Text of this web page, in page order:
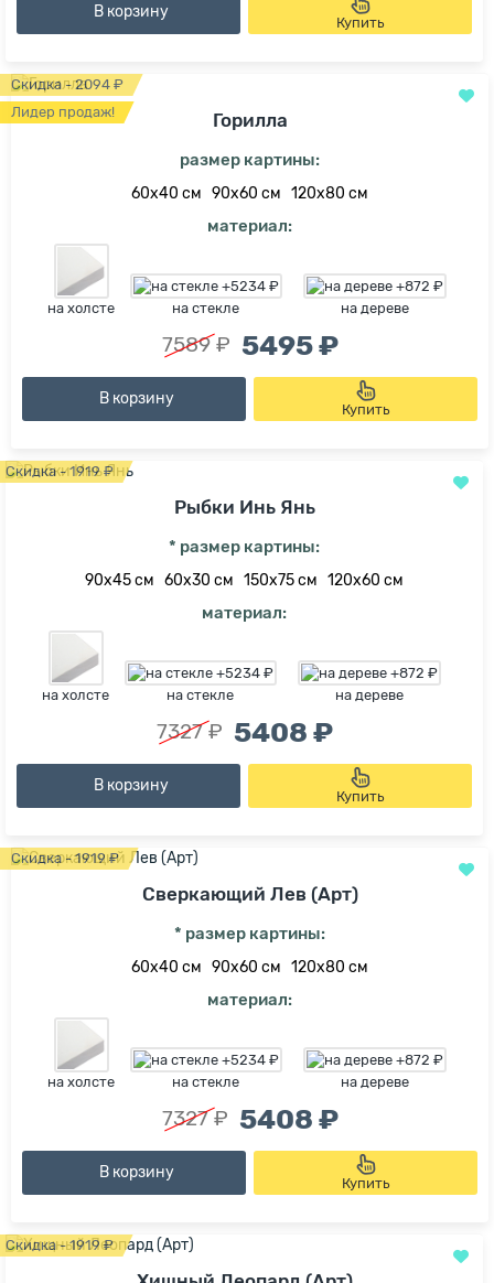
В корзину
Купить
Скидка - 2094 ₽
Лидер продаж!
Горилла
размер картины:
60х40 см 90х60 см 120х80 см
материал:
на холсте на стекле на дереве
7589 ₽ 5495 ₽
В корзину
Купить
Скидка - 1919 ₽
Рыбки Инь Янь
* размер картины:
90х45 см 60х30 см 150х75 см 120х60 см
материал:
на холсте на стекле на дереве
7327 ₽ 5408 ₽
В корзину
Купить
Скидка - 1919 ₽
Сверкающий Лев (Арт)
* размер картины:
60х40 см 90х60 см 120х80 см
материал:
на холсте на стекле на дереве
7327 ₽ 5408 ₽
В корзину
Купить
Скидка - 1919 ₽